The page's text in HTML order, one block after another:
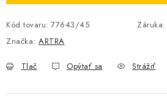
Kód tovaru: 77643/45 Záruka:
Značka: ARTRA
Tlač Opýtať sa Strážiť